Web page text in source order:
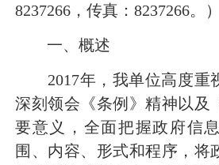
8237266 ，传真： 8237266。）
一、概述
2017年，我单位高度重
深刻领会《条例》精神以及
要意义，全面把握政府信
围、内容、形式和程序，将